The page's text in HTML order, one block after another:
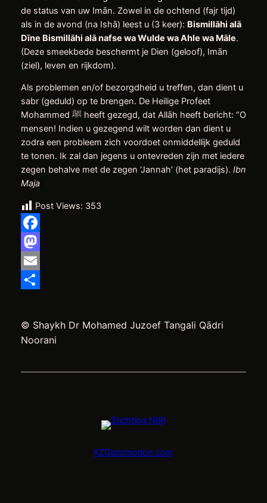
de status van uw Imān. Zowel in de ochtend (fajr tijd)
als in de avond (na Ishā) leest u (3 keer): Bismillāhi alā
Dīne Bismillāhi alā nafse wa Wulde wa Ahle wa Māle.
(Deze smeekbede beschermt je Dien (geloof), Imān
(ziel), leven en rijkdom).
Als problemen en/of bezorgdheid u treffen, dan dient u
sabr (geduld) op te brengen. De Heilige Profeet
Mohammed ﷺ heeft gezegd, dat Allāh heeft bericht: “O
mensen! Indien u gezegend wilt worden dan dient u
zodra een probleem zich voordoet onmiddellijk geduld
te tonen. Ik zal dan jegens u ontevreden zijn met iedere
zegen behalve met de zegen ‘Jannah’ (het paradijs). Ibn
Maja
Post Views: 353
Facebook
Mastodon
Email
© Shaykh Dr Mohamed Juzoef Tangali Qādri
Noorani
KZGpromotion.com